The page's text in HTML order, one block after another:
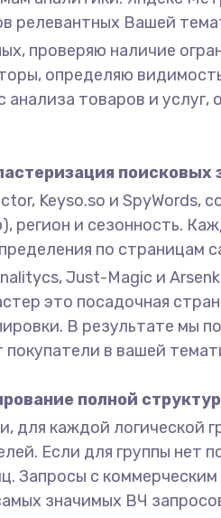
релевантных Вашей
проверяю наличие
определяю
анализа товаров и
поисковых
Keyso.so и
регион и сезонность.
по страницам
Just-Magic и
это посадочная
В результате мы
в вашей
полной
для каждой логической
Если для группы нет
Запросы с
значимых ВЧ